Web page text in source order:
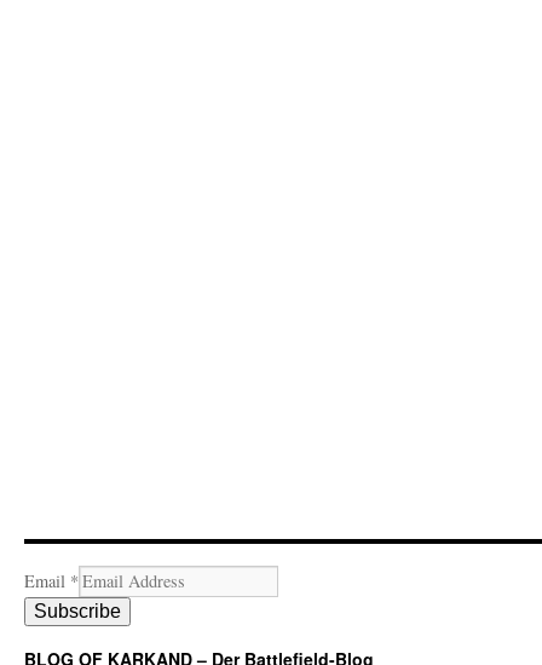
Email *
Subscribe
BLOG OF KARKAND – Der Battlefield-Blog